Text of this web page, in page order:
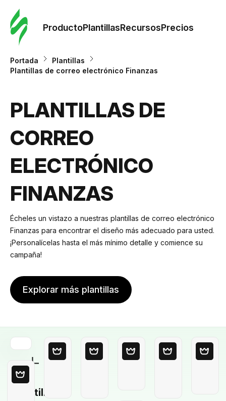
ProductoPlantillasRecursosPrecios
Portada
Plantillas
Plantillas de correo electrónico Finanzas
PLANTILLAS DE
CORREO
ELECTRÓNICO
FINANZAS
Écheles un vistazo a nuestras plantillas de correo electrónico
Finanzas para encontrar el diseño más adecuado para usted.
¡Personalícelas hasta el más mínimo detalle y comience su
campaña!
Explorar más plantillas
Plantilla